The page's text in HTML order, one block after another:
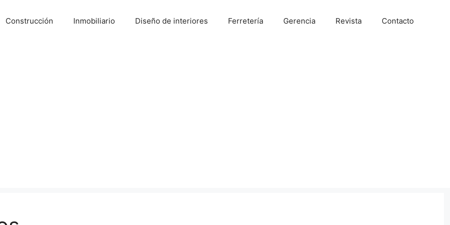
Construcción Inmobiliario Diseño de interiores Ferretería Gerencia Revista Contacto